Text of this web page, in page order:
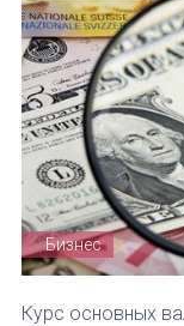
Бизнес
Курс основных